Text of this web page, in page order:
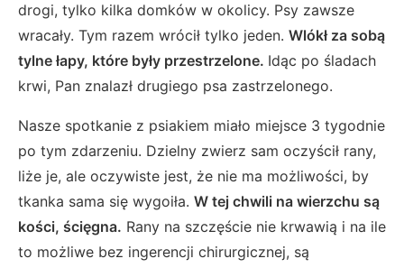
drogi, tylko kilka domków w okolicy. Psy zawsze
wracały. Tym razem wrócił tylko jeden. Wlókł za sobą
tylne łapy, które były przestrzelone. Idąc po śladach
krwi, Pan znalazł drugiego psa zastrzelonego.
Nasze spotkanie z psiakiem miało miejsce 3 tygodnie
po tym zdarzeniu. Dzielny zwierz sam oczyścił rany,
liże je, ale oczywiste jest, że nie ma możliwości, by
tkanka sama się wygoiła. W tej chwili na wierzchu są
kości, ścięgna. Rany na szczęście nie krwawią i na ile
to możliwe bez ingerencji chirurgicznej, są